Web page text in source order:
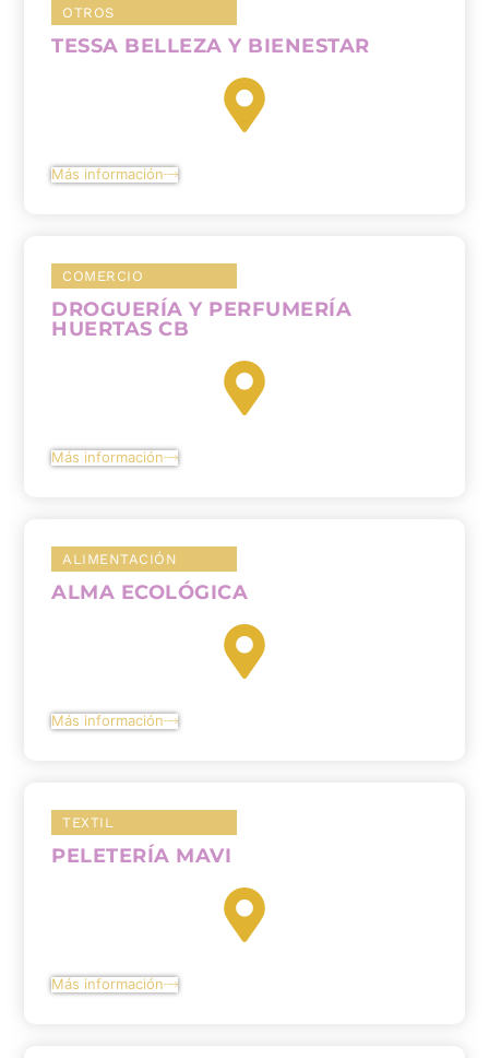
OTROS
TESSA BELLEZA Y BIENESTAR
Más información
COMERCIO
DROGUERÍA Y PERFUMERÍA
HUERTAS CB
Más información
ALIMENTACIÓN
ALMA ECOLÓGICA
Más información
TEXTIL
PELETERÍA MAVI
Más información